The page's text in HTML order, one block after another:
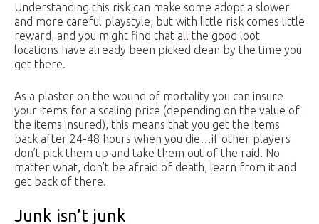
Understanding this risk can make some adopt a slower
and more careful playstyle, but with little risk comes little
reward, and you might find that all the good loot
locations have already been picked clean by the time you
get there.
As a plaster on the wound of mortality you can insure
your items for a scaling price (depending on the value of
the items insured), this means that you get the items
back after 24-48 hours when you die…if other players
don’t pick them up and take them out of the raid. No
matter what, don’t be afraid of death, learn from it and
get back of there.
Junk isn’t junk